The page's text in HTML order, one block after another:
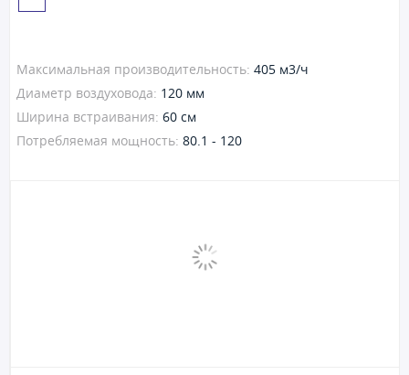
Максимальная производительность: 405 м3/ч
Диаметр воздуховода: 120 мм
Ширина встраивания: 60 см
Потребляемая мощность: 80.1 - 120